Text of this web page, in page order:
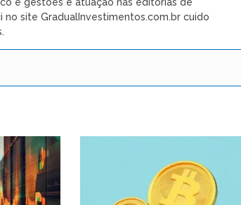
no site GradualInvestimentos.com.br cuido